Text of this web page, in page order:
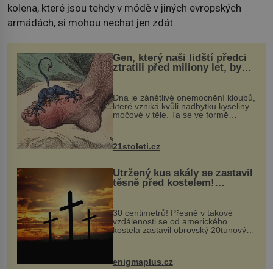
kolena, které jsou tehdy v módě v jiných evropských
armádách, si mohou nechat jen zdát.
Gen, který naši lidští předci
ztratili před miliony let, by
mohl pomoci s léčbou
„nemoci králů“
Dna je zánětlivé onemocnění kloubů,
které vzniká kvůli nadbytku kyseliny
močové v těle. Ta se ve formě
nohou, a způsobuje bole...
21stoleti.cz
Utržený kus skály se zastavil
těsně před kostelem!
Ochránila ho boží síla?
30 centimetrů! Přesně v takové
vzdálenosti se od amerického
kostela zastavil obrovský 20tunový
...
enigmaplus.cz